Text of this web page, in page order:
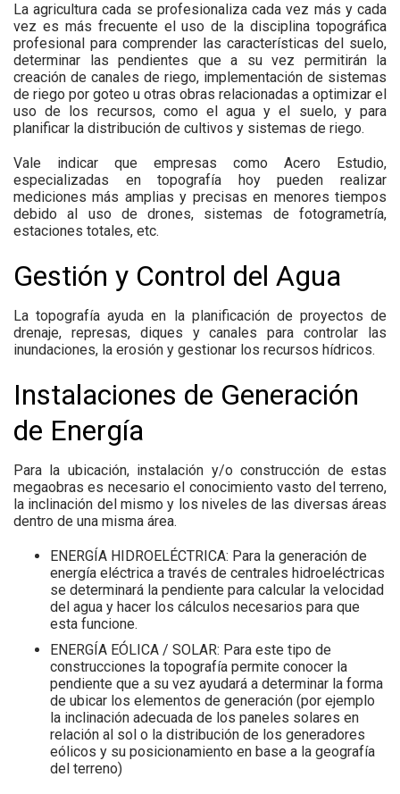
La agricultura cada se profesionaliza cada vez más y cada
vez es más frecuente el uso de la disciplina topográfica
profesional para comprender las características del suelo,
determinar las pendientes que a su vez permitirán la
creación de canales de riego, implementación de sistemas
de riego por goteo u otras obras relacionadas a optimizar el
uso de los recursos, como el agua y el suelo, y para
planificar la distribución de cultivos y sistemas de riego.
Vale indicar que empresas como Acero Estudio,
especializadas en topografía hoy pueden realizar
mediciones más amplias y precisas en menores tiempos
debido al uso de drones, sistemas de fotogrametría,
estaciones totales, etc.
Gestión y Control del Agua
La topografía ayuda en la planificación de proyectos de
drenaje, represas, diques y canales para controlar las
inundaciones, la erosión y gestionar los recursos hídricos.
Instalaciones de Generación
de Energía
Para la ubicación, instalación y/o construcción de estas
megaobras es necesario el conocimiento vasto del terreno,
la inclinación del mismo y los niveles de las diversas áreas
dentro de una misma área.
ENERGÍA HIDROELÉCTRICA: Para la generación de
energía eléctrica a través de centrales hidroeléctricas
se determinará la pendiente para calcular la velocidad
del agua y hacer los cálculos necesarios para que
esta funcione.
ENERGÍA EÓLICA / SOLAR: Para este tipo de
construcciones la topografía permite conocer la
pendiente que a su vez ayudará a determinar la forma
de ubicar los elementos de generación (por ejemplo
la inclinación adecuada de los paneles solares en
relación al sol o la distribución de los generadores
eólicos y su posicionamiento en base a la geografía
del terreno)